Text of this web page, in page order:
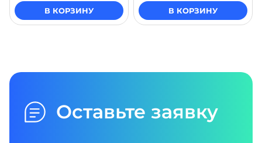
В КОРЗИНУ В КОРЗИНУ
Оставьте заявку